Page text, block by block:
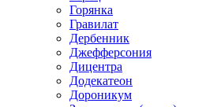
Горянка
Гравилат
Дербенник
Джефферсония
Дицентра
Додекатеон
Дороникум